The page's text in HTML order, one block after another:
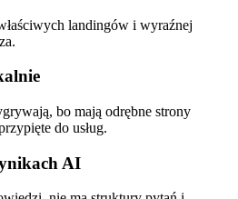
landingów i wyraźnej
bo mają odrębne strony
do usług.
AI